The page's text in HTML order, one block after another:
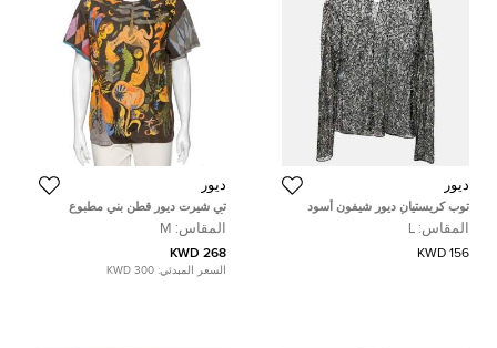
ديور
توب كريستيان ديور شيفون أسود
مزين بالترتر بأكمام طويلة مقاس كبير
(لارج)
المقاس: L
156 KWD
ديور
تي شيرت ديور قطن بني مطبوع
بأكمام قصيرة مقاس وسط ( ميديوم )
المقاس: M
268 KWD
السعر المبدئي: 300 KWD